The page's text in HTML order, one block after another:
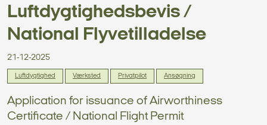
Luftdygtighedsbevis /
National Flyvetilladelse
21-12-2025
Luftdygtighed Værksted Privatpilot Ansøgning
Application for issuance of Airworthiness
Certificate / National Flight Permit